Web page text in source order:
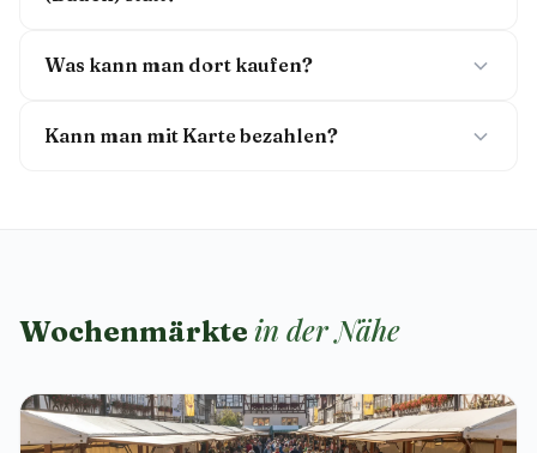
Was kann man dort kaufen?
Kann man mit Karte bezahlen?
Wochenmärkte in der Nähe